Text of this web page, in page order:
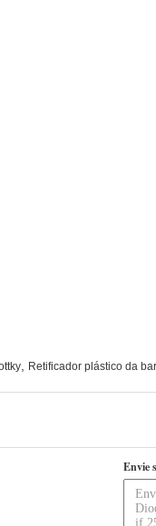
Retificador plástico da
Envie